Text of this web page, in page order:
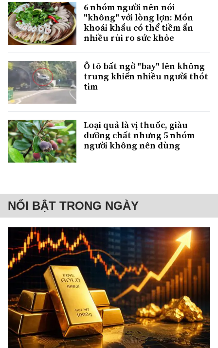
6 nhóm người nên nói
"không" với lòng lợn: Món
khoái khẩu có thể tiềm ẩn
nhiều rủi ro sức khỏe
Ô tô bất ngờ "bay" lên không
trung khiến nhiều người thót
tim
Loại quả là vị thuốc, giàu
dưỡng chất nhưng 5 nhóm
người không nên dùng
NỔI BẬT TRONG NGÀY